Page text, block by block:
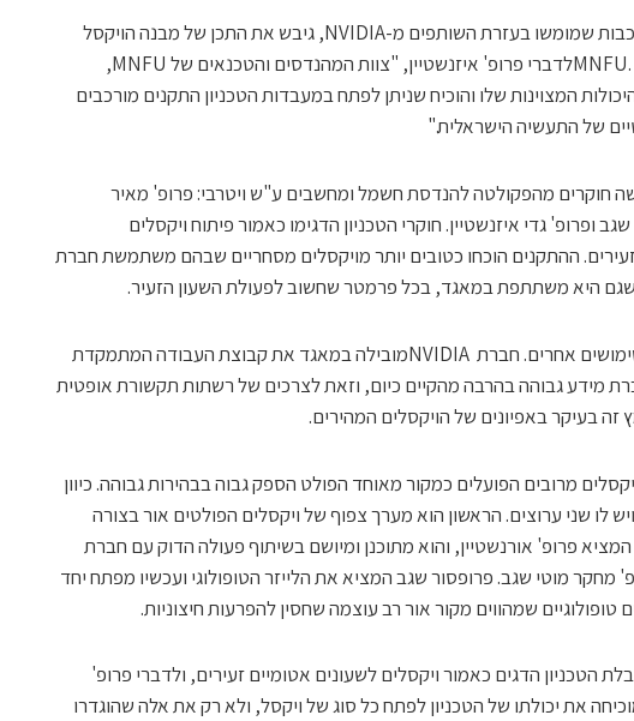
פרופ' אורנשטיין תכנן את השכבות שמומשו בעזרת השותפים מ-NVIDIA, גיבש את התכן של מבנה הויקסל
ופיקח על מימוש ההתקנים ב- .MNFUלדברי פרופ' איזנשטיין, "צוות המהנדסים והטכנאים של MNFU,
המצוינות שלו והוכיח שניתן לפתח במעבדות הטכניון התקנים מורכבים
של התעשיה הישראלית."
חוקרים מהפקולטה להנדסת חשמל ומחשבים ע"ש ויטרבי: פרופ' מאיר
ופרופ' גדי איזנשטיין. חוקרי הטכניון הדגימו כאמור פיתוח ויקסלים
ההתקנים הוכחו כטובים יותר מויקסלים מסחריים שבהם משתמשת חברת
שגם היא משתתפת במאגד, בכל פרמטר שחשוב לפעולת השעון הזעיר.
המאגד מפתח גם ויקסלים לשימושים אחרים. חברת NVIDIAמובילה במאגד את קבוצת העבודה המתמקדת
מידע גבוהה בהרבה מהקיים כיום, וזאת לצרכים של רשתות תקשורת אופטית
זה בעיקר באפיונים של הויקסלים המהירים.
מרובים הפועלים כמקור מאוחד הפולט הספק גבוה בבהירות גבוהה. כיוון
לו שני ערוצים. הראשון הוא מערך צפוף של ויקסלים הפולטים אור בצורה
פרופ' אורנשטיין, והוא מתוכנן ומיושם בשיתוף פעולה הדוק עם חברת
מחקר מוטי שגב. פרופסור שגב המציא את הלייזר הטופולוגי ועכשיו מפתח יחד
שמהווים מקור אור רב עוצמה שחסין להפרעות חיצוניות.
הטכניון הדגים כאמור ויקסלים לשעונים אטומיים זעירים, ולדברי פרופ'
את יכולתו של הטכניון לפתח כל סוג של ויקסל, ולא רק את אלה שהוגדרו